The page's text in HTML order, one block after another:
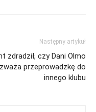
Następny artykuł
zdradził, czy Dani Olmo
przeprowadzkę do
innego klubu